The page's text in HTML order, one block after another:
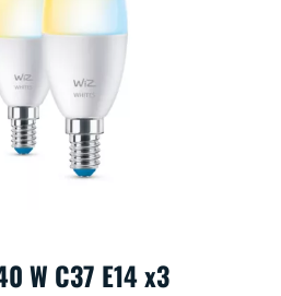
W C37 E14 x3